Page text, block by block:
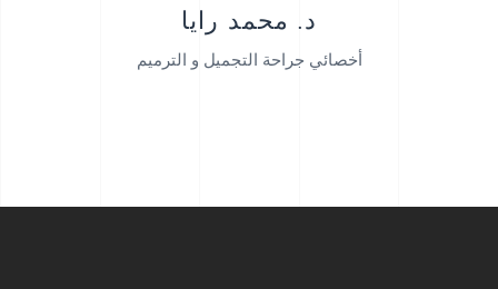
د. محمد رايا
أخصائي جراحة التجميل و الترميم